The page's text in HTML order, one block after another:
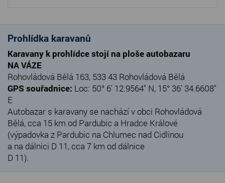
Prohlídka karavanů
Karavany k prohlídce stojí na ploše autobazaru
NA VÁZE
Rohovládová Bělá 163, 533 43 Rohovládová Bělá
GPS souřadnice: Loc: 50° 6' 12.9564" N, 15° 36' 34.6608"
E
Autobazar s karavany se nachází v obci Rohovládová
Bělá, cca 15 km od Pardubic a Hradce Králové
(výpadovka z Pardubic na Chlumec nad Cidlinou
a na dálnici D 11, cca 7 km od dálnice
D 11).